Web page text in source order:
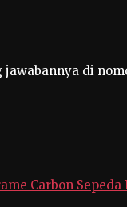
di
Carbon